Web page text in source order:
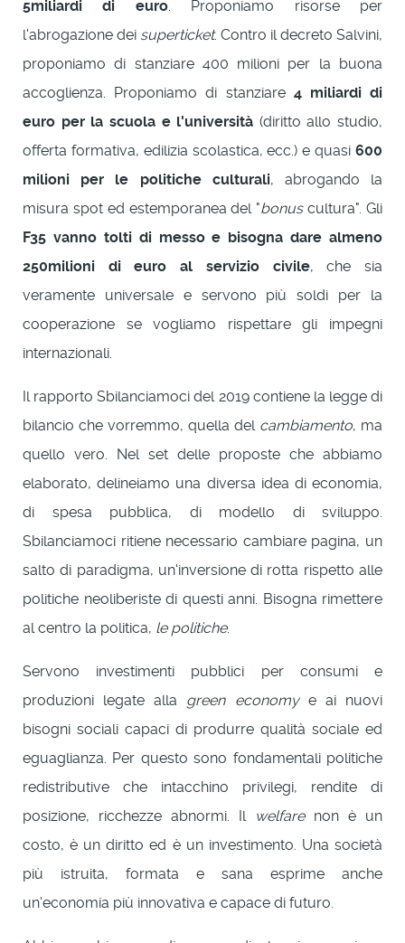
5miliardi di euro. Proponiamo risorse per
l'abrogazione dei superticket. Contro il decreto Salvini,
proponiamo di stanziare 400 milioni per la buona
accoglienza. Proponiamo di stanziare 4 miliardi di
euro per la scuola e l'università (diritto allo studio,
offerta formativa, edilizia scolastica, ecc.) e quasi 600
milioni per le politiche culturali, abrogando la
misura spot ed estemporanea del "bonuscultura". Gli
F35 vanno tolti di messo e bisogna dare almeno
250milioni di euro al servizio civile, che sia
veramente universale e servono più soldi per la
cooperazione se vogliamo rispettare gli impegni
internazionali.
Il rapporto Sbilanciamoci del 2019 contiene la legge di
bilancio che vorremmo, quella del cambiamento, ma
quello vero. Nel set delle proposte che abbiamo
elaborato, delineiamo una diversa idea di economia,
di spesa pubblica, di modello di sviluppo.
Sbilanciamoci ritiene necessario cambiare pagina, un
salto di paradigma, un'inversione di rotta rispetto alle
politiche neoliberiste di questi anni. Bisogna rimettere
al centro la politica, le politiche.
Servono investimenti pubblici per consumi e
produzioni legate alla green economye ai nuovi
bisogni sociali capaci di produrre qualità sociale ed
eguaglianza. Per questo sono fondamentali politiche
redistributive che intacchino privilegi, rendite di
posizione, ricchezze abnormi. Il
welfarenon è un
costo, è un diritto ed è un investimento. Una società
più istruita, formata e sana esprime anche
un'economia più innovativa e capace di futuro.